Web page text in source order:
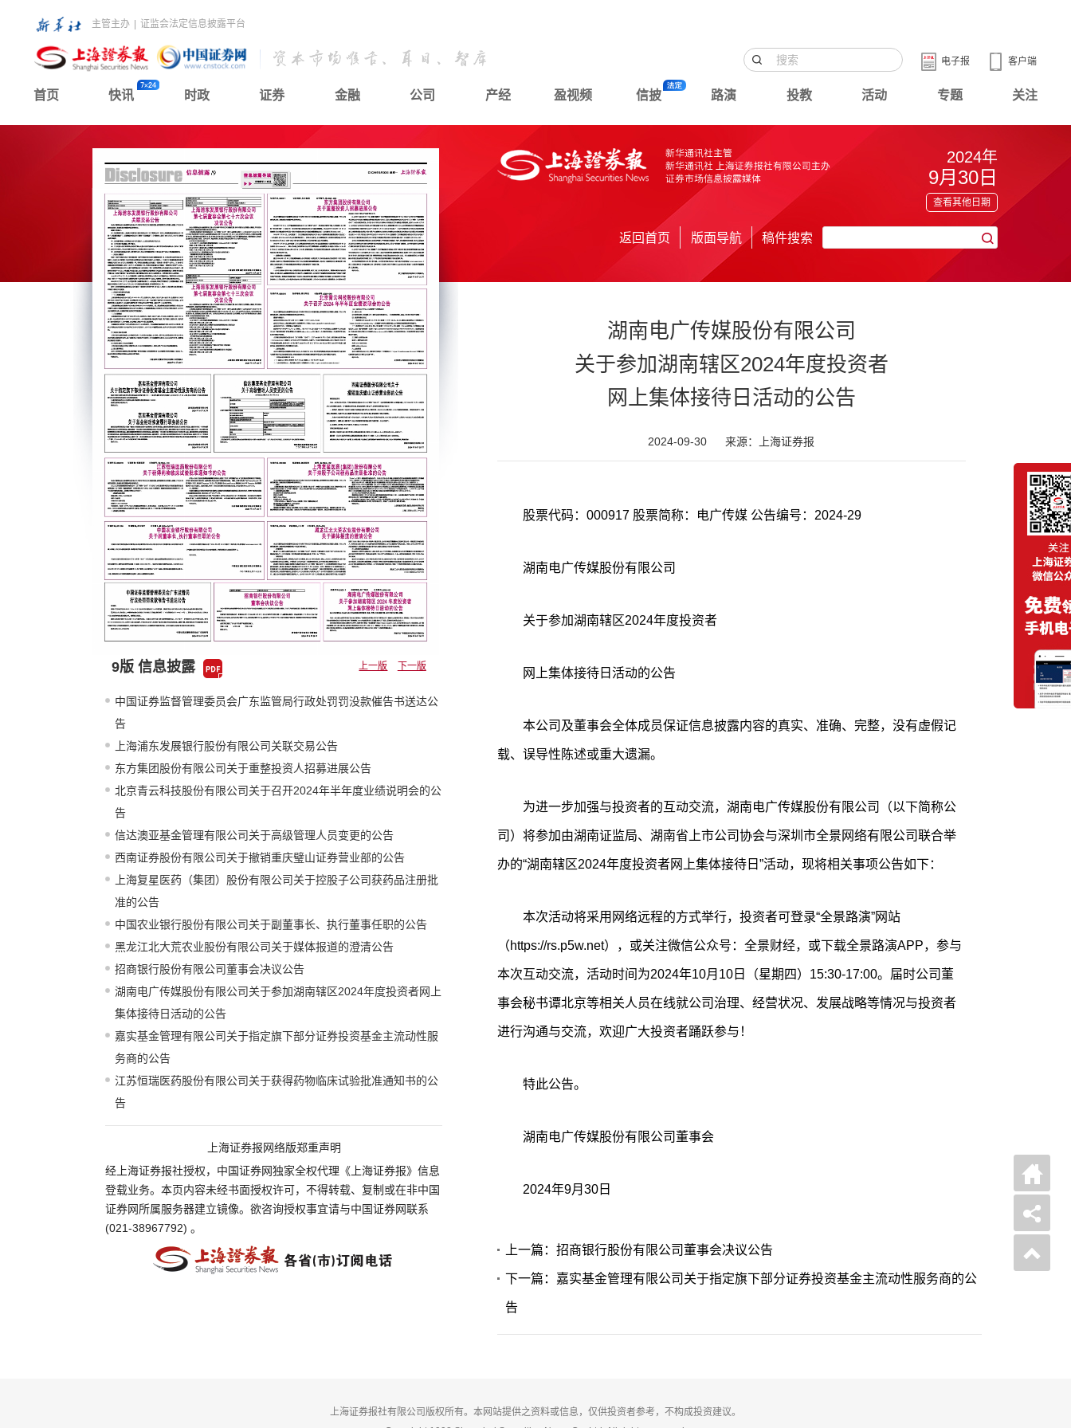
主管主办 证监会法定信息披露平台
客户端
电子报
首页 快讯 时政 证券 金融 公司 产经 盈视频 信披 路演 投教 活动 专题 关注
9版 信息披露 上一版 下一版
中国证券监督管理委员会广东监管局行政处罚罚没款催告书送达公
告
上海浦东发展银行股份有限公司关联交易公告
东方集团股份有限公司关于重整投资人招募进展公告
北京青云科技股份有限公司关于召开2024年半年度业绩说明会的公
告
信达澳亚基金管理有限公司关于高级管理人员变更的公告
西南证券股份有限公司关于撤销重庆璧山证券营业部的公告
上海复星医药（集团）股份有限公司关于控股子公司获药品注册批
准的公告
中国农业银行股份有限公司关于副董事长、执行董事任职的公告
黑龙江北大荒农业股份有限公司关于媒体报道的澄清公告
招商银行股份有限公司董事会决议公告
湖南电广传媒股份有限公司关于参加湖南辖区2024年度投资者网上
集体接待日活动的公告
嘉实基金管理有限公司关于指定旗下部分证券投资基金主流动性服
务商的公告
江苏恒瑞医药股份有限公司关于获得药物临床试验批准通知书的公
告
上海证券报网络版郑重声明
经上海证券报社授权，中国证券网独家全权代理《上海证券报》信息
登载业务。本页内容未经书面授权许可，不得转载、复制或在非中国
证券网所属服务器建立镜像。欲咨询授权事宜请与中国证券网联系
(021-38967792) 。
2024年
9月30日
查看其他日期
返回首页 版面导航 稿件搜索
湖南电广传媒股份有限公司
关于参加湖南辖区2024年度投资者
网上集体接待日活动的公告
2024-09-30 来源：上海证券报
股票代码：000917 股票简称：电广传媒 公告编号：2024-29
湖南电广传媒股份有限公司
关于参加湖南辖区2024年度投资者
网上集体接待日活动的公告
本公司及董事会全体成员保证信息披露内容的真实、准确、完整，没有虚假记
载、误导性陈述或重大遗漏。
为进一步加强与投资者的互动交流，湖南电广传媒股份有限公司（以下简称公
司）将参加由湖南证监局、湖南省上市公司协会与深圳市全景网络有限公司联合举
办的“湖南辖区2024年度投资者网上集体接待日”活动，现将相关事项公告如下：
本次活动将采用网络远程的方式举行，投资者可登录“全景路演”网站
（https://rs.p5w.net），或关注微信公众号：全景财经，或下载全景路演APP，参与
本次互动交流，活动时间为2024年10月10日（星期四）15:30-17:00。届时公司董
事会秘书谭北京等相关人员在线就公司治理、经营状况、发展战略等情况与投资者
进行沟通与交流，欢迎广大投资者踊跃参与！
特此公告。
湖南电广传媒股份有限公司董事会
2024年9月30日
上一篇：招商银行股份有限公司董事会决议公告
下一篇：嘉实基金管理有限公司关于指定旗下部分证券投资基金主流动性服务商的公
告
上海证券报社有限公司版权所有。本网站提供之资料或信息，仅供投资者参考，不构成投资建议。